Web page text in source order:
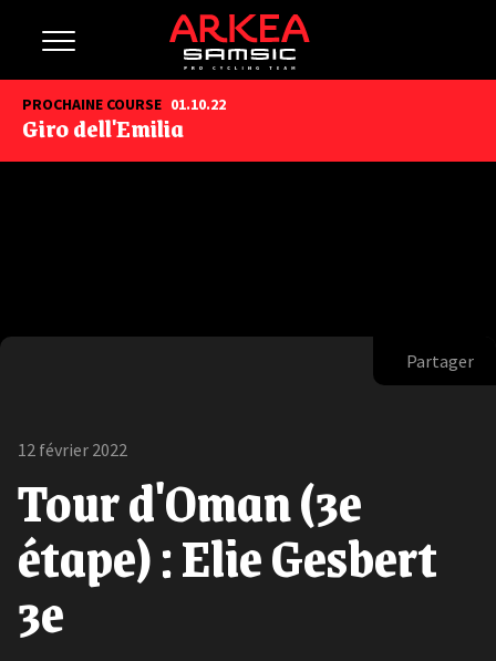
PROCHAINE COURSE 01.10.22
Giro dell'Emilia
Partager
12 février 2022
Tour d'Oman (3e
étape) : Elie Gesbert
3e